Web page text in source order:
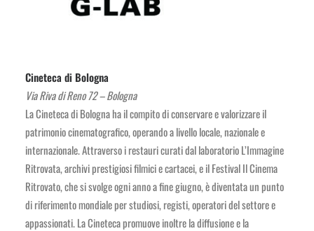
Cineteca di Bologna
Via Riva di Reno 72 – Bologna
La Cineteca di Bologna ha il compito di conservare e valorizzare il
patrimonio cinematografico, operando a livello locale, nazionale e
internazionale. Attraverso i restauri curati dal laboratorio L’Immagine
Ritrovata, archivi prestigiosi filmici e cartacei, e il Festival Il Cinema
Ritrovato, che si svolge ogni anno a fine giugno, è diventata un punto
di riferimento mondiale per studiosi, registi, operatori del settore e
appassionati. La Cineteca promuove inoltre la diffusione e la